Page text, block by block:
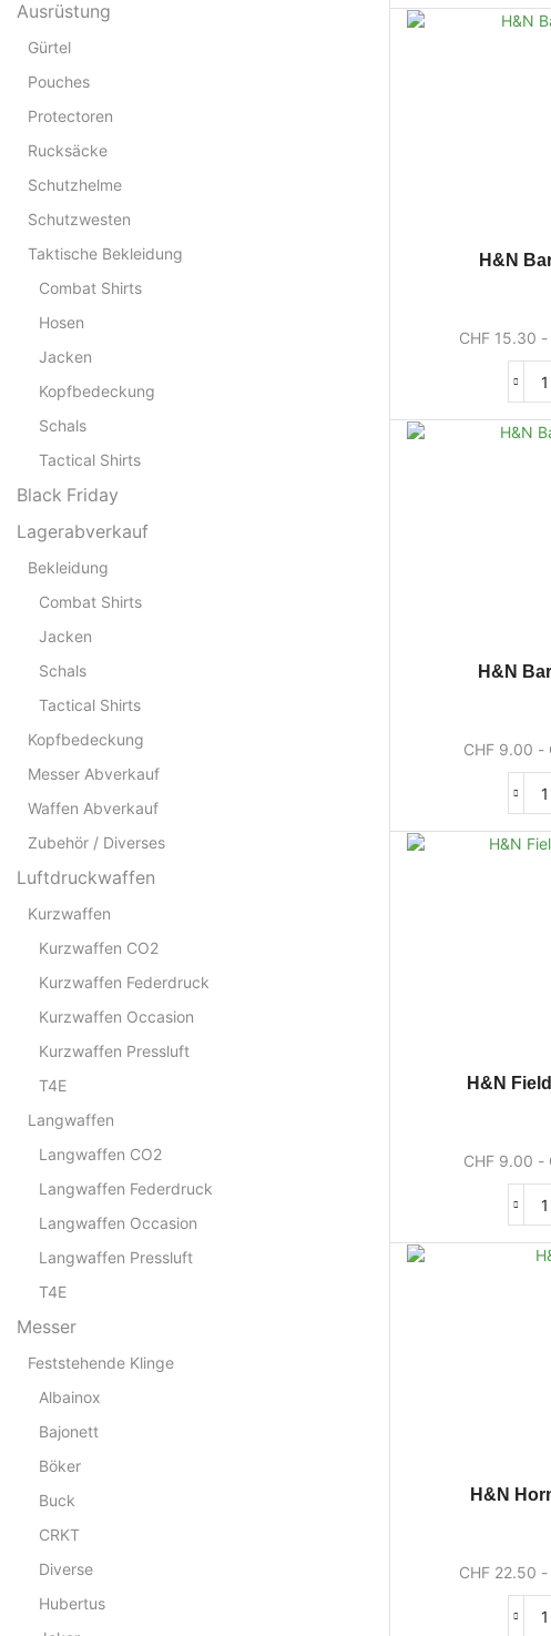
H&N
CHF15.30 -
H&N
CHF 9.00 -
H&N
CHF9.00 -
H&N
CHF22.50 -
Ausrüstung
Gürtel
Pouches
Protectoren
Rucksäcke
Schutzhelme
Schutzwesten
Taktische Bekleidung
Combat Shirts
Hosen
Jacken
Kopfbedeckung
Schals
Tactical Shirts
Black Friday
Lagerabverkauf
Bekleidung
Combat Shirts
Jacken
Schals
Tactical Shirts
Kopfbedeckung
Messer Abverkauf
Waffen Abverkauf
Zubehör / Diverses
Luftdruckwaffen
Kurzwaffen
Kurzwaffen CO2
Kurzwaffen Federdruck
Kurzwaffen Occasion
Kurzwaffen Pressluft
T4E
Langwaffen
Langwaffen CO2
Langwaffen Federdruck
Langwaffen Occasion
Langwaffen Pressluft
T4E
Messer
Feststehende Klinge
Albainox
Bajonett
Böker
Buck
CRKT
Diverse
Hubertus